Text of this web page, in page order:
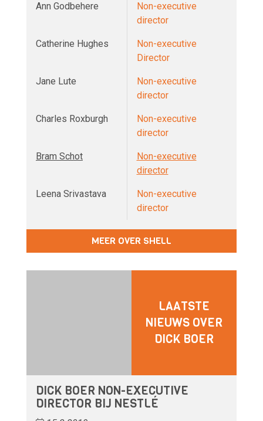
Ann Godbehere
Non-executive
director
Catherine Hughes
Non-executive
Director
Jane Lute
Non-executive
director
Charles Roxburgh
Non-executive
director
Bram Schot
Non-executive
director
Leena Srivastava
Non-executive
director
MEER OVER SHELL
LAATSTE
NIEUWS OVER
DICK BOER
DICK BOER NON-EXECUTIVE
DIRECTOR BIJ NESTLÉ